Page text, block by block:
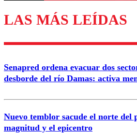
LAS MÁS LEÍDAS
Senapred ordena evacuar dos
desborde del río Damas: activa
Nuevo temblor sacude el norte del
magnitud y el epicentro